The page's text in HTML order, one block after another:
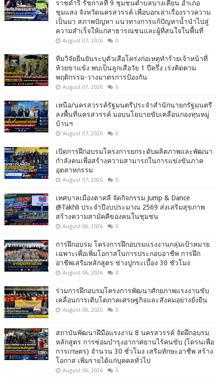
ราชดำริ รัชกาลที่ 9 ชุมชนตำบลบางเคียน อำเภอ
ชุมแสง จังหวัดนครสวรรค์ เพื่อบอกเล่าเรื่องราวความ
เป็นมา สภาพปัญหา แนวทางการแก้ปัญหาน้ำนำไปสู่
ความสำเร็จให้แก่สาธารณชนและผู้ที่สนใจในพื้นที่
August 07, 2026 0
ทีมวิจัยยืนยันระบุตัวเสือโคร่งก่อเหตุทำร้ายเจ้าหน้าที่
ห้วยขาแข้ง พบเป็นลูกเสือวัย 1 ปีครึ่ง เร่งติดตาม
พฤติกรรม-วางมาตรการป้องกัน
August 07, 2026 0
เหนือ/นครสวรรค์รัฐมนตรีประจำสำนักนายกรัฐมนตรี
ลงพื้นที่นครสวรรค์ มอบนโยบายขับเคลื่อนกองทุนหมู่
บ้านฯ
August 07, 2026 0
เปิดการฝึกอบรมโครงการยกระดับผลิตภาพและพัฒนา
กำลังคนเพื่อสร้างความสามารถในการแข่งขันภาค
อุตสาหกรรม
August 07, 2026 0
เทศบาลเมืองตาคลี จัดกิจกรรม Jump & Dance
@Takhli ประจำปีงบประมาณ 2569 ส่งเสริมสุขภาพ
สร้างความสามัคคีของคนในชุมชน
August 06, 2026 0
การฝึกอบรม โครงการฝึกอบรมแรงงานกลุ่มเป้าหมาย
เฉพาะเพื่อเพิ่มโอกาสในการประกอบอาชีพ การฝึก
อาชีพเสริมหลักสูตร ช่างปูกระเบื้อง 30 ชั่วโมง
August 06, 2026 0
ร่วมการฝึกอบรมโครงการพัฒนาศักยภาพแรงงานขับ
เคลื่อนการเติบโตภาคเศรษฐกิจและสังคมอย่างยั่งยืน
August 06, 2026 0
สถาบันพัฒนาฝีมือแรงงาน 8 นครสวรรค์ จัดฝึกอบรม
หลักสูตร การซ่อมบำรุงอากาศยานไร้คนขับ (โดรนเพื่อ
การเกษตร) จำนวน 30 ชั่วโมง เสริมทักษะอาชีพ สร้าง
โอกาส เพิ่มรายได้แก่บุคคลทั่วไป
August 06, 2026 0